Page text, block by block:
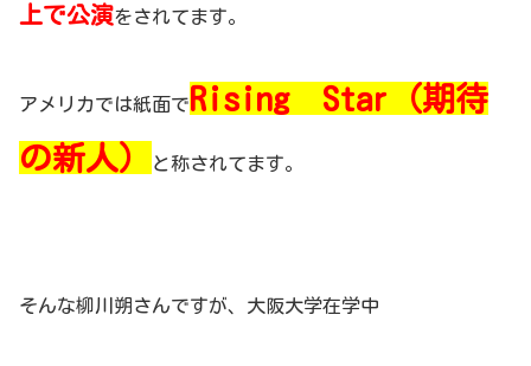
上で公演をされてます。
アメリカでは紙面でRising Star（期待
の新人）
と称されてます。
そんな柳川朔さんですが、大阪大学在学中